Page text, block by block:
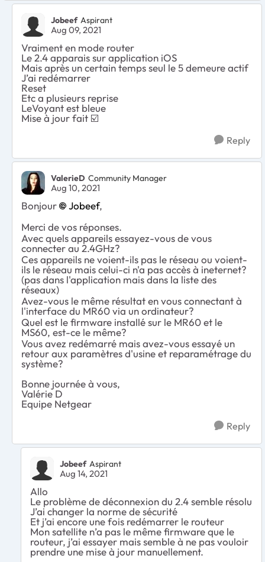
Jobeef Aspirant
Aug 09, 2021
Vraiment en mode router
Le 2.4 apparais sur application iOS
Mais après un certain temps seul le 5 demeure actif
J’ai redémarrer
Reset
Etc a plusieurs reprise
LeVoyant est bleue
Mise à jour fait ☑️
Reply
ValerieD Community Manager
Aug 10, 2021
Bonjour Jobeef,
Merci de vos réponses.
Avec quels appareils essayez-vous de vous
connecter au 2.4GHz?
Ces appareils ne voient-ils pas le réseau ou voient-
ils le réseau mais celui-ci n'a pas accès à ineternet?
(pas dans l'application mais dans la liste des
réseaux)
Avez-vous le même résultat en vous connectant à
l'interface du MR60 via un ordinateur?
Quel est le firmware installé sur le MR60 et le
MS60, est-ce le même?
Vous avez redémarré mais avez-vous essayé un
retour aux paramètres d'usine et reparamétrage du
système?
Bonne journée à vous,
Valérie D
Equipe Netgear
Reply
Jobeef Aspirant
Aug 14, 2021
Allo
Le problème de déconnexion du 2.4 semble résolu
J’ai changer la norme de sécurité
Et j’ai encore une fois redémarrer le routeur
Mon satellite n’a pas le même firmware que le
routeur, j’ai essayer mais semble à ne pas vouloir
prendre une mise à jour manuellement.